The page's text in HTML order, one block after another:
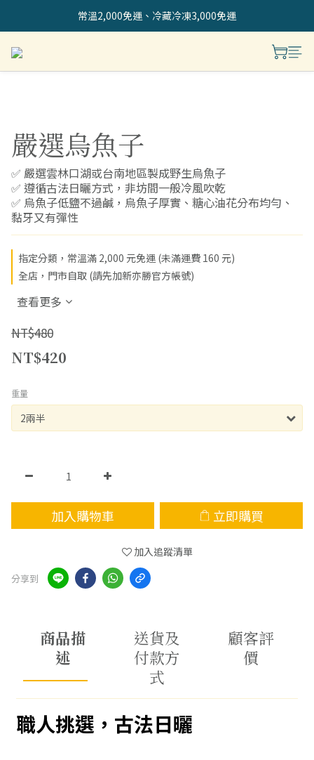
常溫2,000免運、冷藏冷凍3,000免運
嚴選烏魚子
✅ 嚴選雲林口湖或台南地區製成野生烏魚子
✅ 遵循古法日曬方式，非坊間一般冷風吹乾
✅ 烏魚子低鹽不過鹹，烏魚子厚實、糖心油花分布均勻、
黏牙又有彈性
指定分類，常溫滿 2,000 元免運 (未滿運費 160 元)
全店，門市自取 (請先加新亦勝官方帳號)
查看更多
NT$480
NT$420
重量
加入購物車 立即購買
加入追蹤清單
分享到
商品描
述
送貨及
付款方
式
顧客評
價
職人挑選，古法日曬